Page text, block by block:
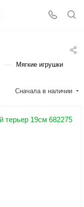
— Мягкие игрушки
Сначала в наличии